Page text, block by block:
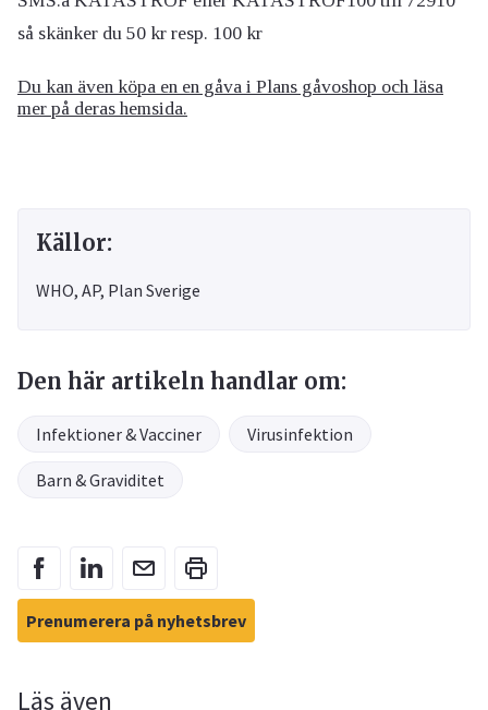
så skänker du 50 kr resp. 100 kr
Du kan även köpa en en gåva i Plans gåvoshop och läsa
mer på deras hemsida.
Källor:
WHO, AP, Plan Sverige
Den här artikeln handlar om:
Infektioner & Vacciner Virusinfektion
Barn & Graviditet
Prenumerera på nyhetsbrev
Läs även